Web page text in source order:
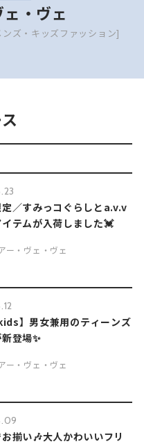
・ヴェ
ズ・キッズファッション]
／すみっコぐらしとa.v.v
テムが入荷しました💓
ー・ヴェ・ヴェ
】男女兼用のティーンズ
登場✨
ー・ヴェ・ヴェ
揃い🎶大人かわいいフリ